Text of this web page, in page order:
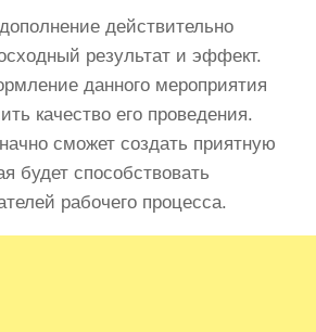
действительно
результат и эффект.
данного мероприятия
качество его проведения.
сможет создать приятную
будет способствовать
рабочего процесса.